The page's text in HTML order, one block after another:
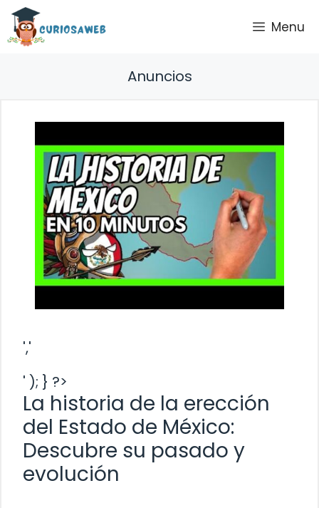
Saltar
contenido
Menu
Anuncios
','
' ); } ?>
La historia de la erección
del Estado de México:
Descubre su pasado y
evolución